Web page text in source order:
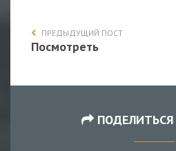
ПРЕДЫДУЩИЙ ПОСТ
Посмотреть
ПОДЕЛИТЬСЯ